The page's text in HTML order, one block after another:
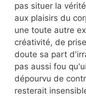
pas situer la
aux plaisirs du
une toute autre
créativité, de
doute sa part
pas aussi fou
dépourvu de
resterait